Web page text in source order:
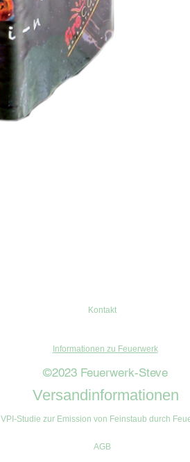
Kontakt
Informationen zu Feuerwerk
©2023 Feuerwerk-Steve
Versandinformationen
VPI-Studie zur Emission von Feinstaub durch
AGB